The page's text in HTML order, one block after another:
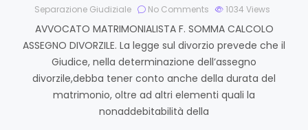
Separazione Giudiziale
No Comments 1034 Views
AVVOCATO MATRIMONIALISTA F. SOMMA CALCOLO
ASSEGNO DIVORZILE. La legge sul divorzio prevede che il
Giudice, nella determinazione dell’assegno
divorzile,debba tener conto anche della durata del
matrimonio, oltre ad altri elementi quali la
nonaddebitabilità della